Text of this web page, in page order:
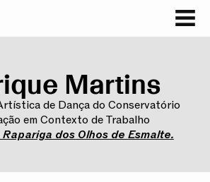
Martins
de Dança do Conservatório
em Contexto de Trabalho
dos Olhos de Esmalte.